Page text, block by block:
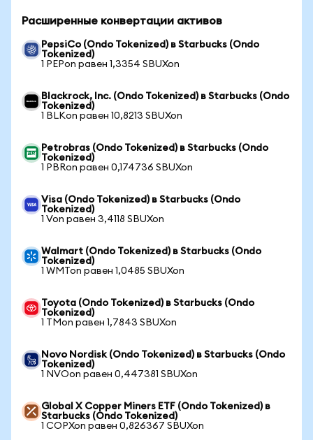
Расширенные конвертации активов
PepsiCo (Ondo Tokenized) в Starbucks (Ondo
Tokenized)
1 PEPon равен 1,3354 SBUXon
Blackrock, Inc. (Ondo Tokenized) в Starbucks (Ondo
Tokenized)
1 BLKon равен 10,8213 SBUXon
Petrobras (Ondo Tokenized) в Starbucks (Ondo
Tokenized)
1 PBRon равен 0,174736 SBUXon
Visa (Ondo Tokenized) в Starbucks (Ondo
Tokenized)
1 Von равен 3,4118 SBUXon
Walmart (Ondo Tokenized) в Starbucks (Ondo
Tokenized)
1 WMTon равен 1,0485 SBUXon
Toyota (Ondo Tokenized) в Starbucks (Ondo
Tokenized)
1 TMon равен 1,7843 SBUXon
Novo Nordisk (Ondo Tokenized) в Starbucks (Ondo
Tokenized)
1 NVOon равен 0,447381 SBUXon
Global X Copper Miners ETF (Ondo Tokenized) в
Starbucks (Ondo Tokenized)
1 COPXon равен 0,826367 SBUXon